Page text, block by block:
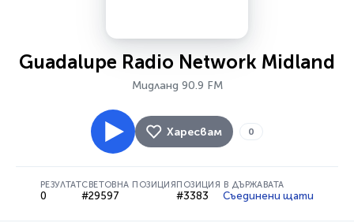
Guadalupe Radio Network Midland
Мидланд 90.9 FM
Харесвам 0
РЕЗУЛТАТ
0
СВЕТОВНА ПОЗИЦИЯ
#29597
ПОЗИЦИЯ В ДЪРЖАВАТА
#3383 Съединени щати